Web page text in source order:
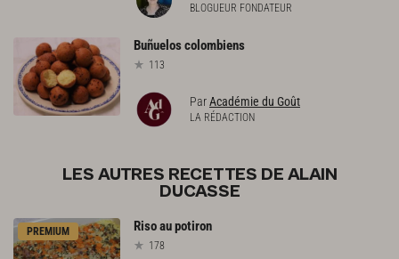
BLOGUEUR FONDATEUR
Buñueloscolombiens
113
ParAcadémie du Goût
LA RÉDACTION
LES AUTRES RECETTES DE ALAIN
DUCASSE
PREMIUM Risoaupotiron
178